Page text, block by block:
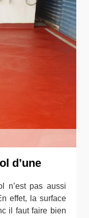
d’une
n’est pas aussi
effet, la surface
il faut faire bien